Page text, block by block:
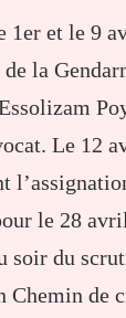
1er et le 9
la
Le 12
le 28
soir du
Chemin